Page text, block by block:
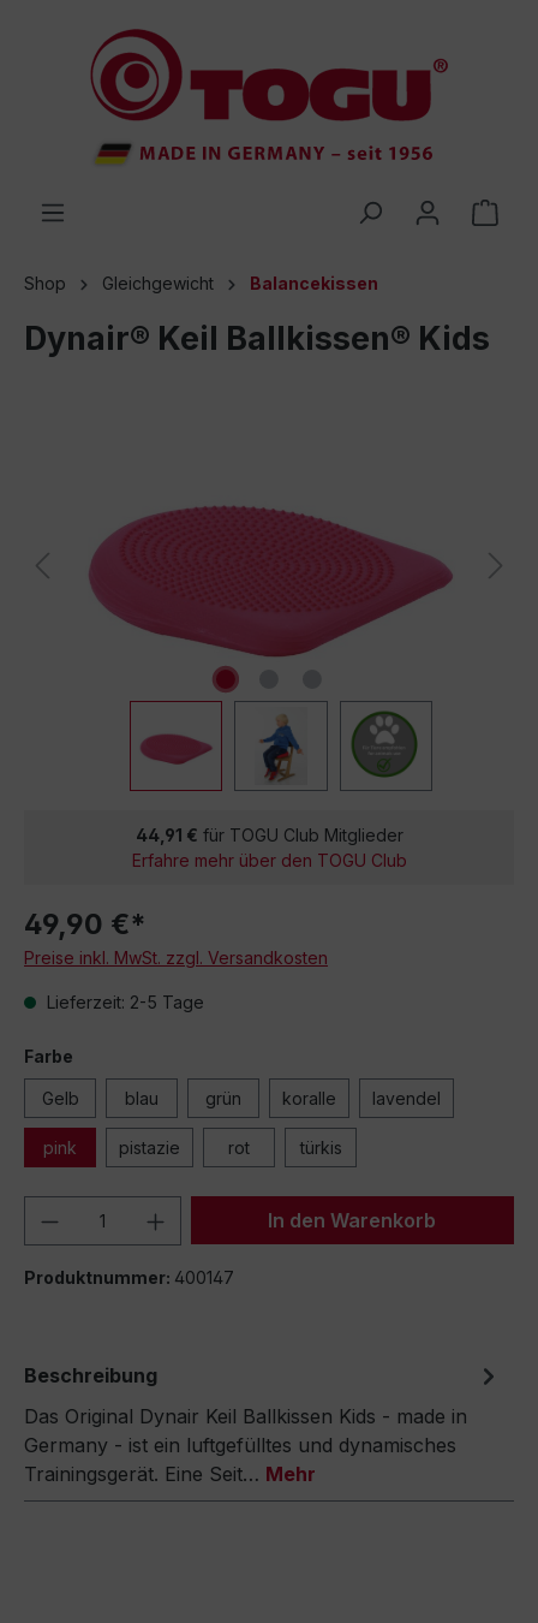
springen
Shop Gleichgewicht Balancekissen
Dynair® Keil Ballkissen® Kids
44,91 € für TOGU Club Mitglieder
Erfahre mehr über den TOGU Club
49,90 €*
Preise inkl. MwSt. zzgl. Versandkosten
Lieferzeit: 2-5 Tage
Farbe
Gelb blau grün koralle lavendel
pink pistazie rot türkis
Produkt Anzahl: Gib denIn den Warenkorb
Produktnummer: 400147
Beschreibung
Das Original Dynair Keil Ballkissen Kids - made in
Germany - ist ein luftgefülltes und dynamisches
Trainingsgerät. Eine Seit… Mehr